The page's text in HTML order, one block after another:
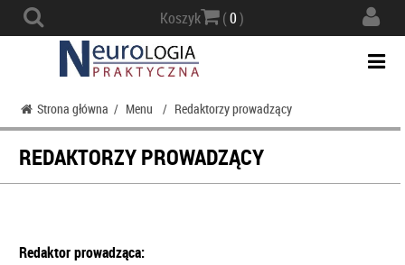
Koszyk (0)
Strona główna / Menu / Redaktorzy prowadzący
REDAKTORZY PROWADZĄCY
Redaktor prowadząca: